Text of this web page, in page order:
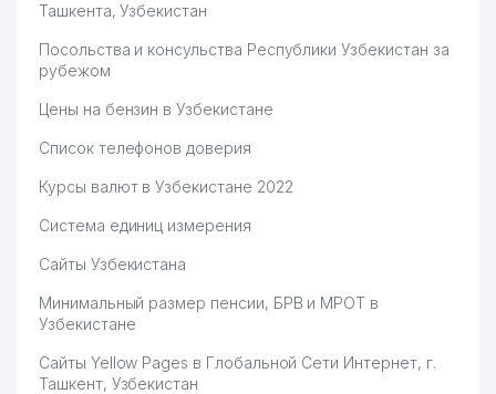
Ташкента, Узбекистан
Посольства и консульства Республики Узбекистан за
рубежом
Цены на бензин в Узбекистане
Список телефонов доверия
Курсы валют в Узбекистане 2022
Система единиц измерения
Сайты Узбекистана
Минимальный размер пенсии, БРВ и МРОТ в
Узбекистане
Сайты Yellow Pages в Глобальной Сети Интернет, г.
Ташкент, Узбекистан